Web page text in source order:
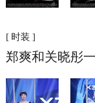
[ 时装 ]
郑爽和关晓彤